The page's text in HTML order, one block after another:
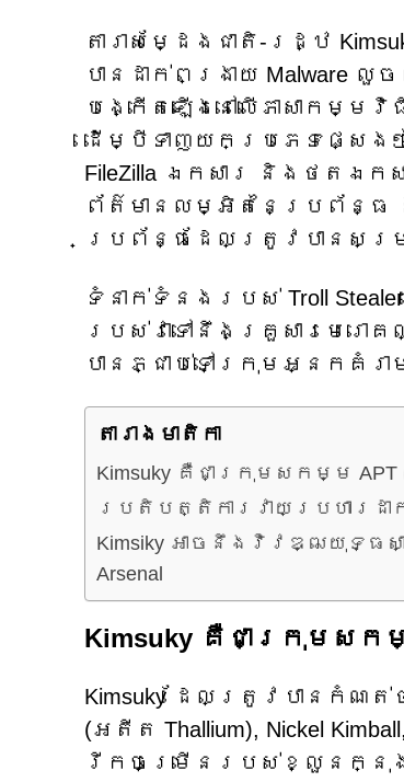
តារាសម្ដែងជាតិ-រដ្ឋ
បានដាក់ពង្រាយ Malware
បង្កើតឡើងនៅលើភាសាកម្ម
ដើម្បីទាញយកប្រភេទផ្សេង
FileZilla ឯកសារ និងថតឯ
ព័ត៌មានលម្អិតនៃប្រព័ន្ធ
ប្រព័ន្ធដែលត្រូវបានស
ទំនាក់ទំនងរបស់ Troll
របស់វាទៅនឹងគ្រួសារមេរោគល្
បានភ្ជាប់ទៅក្រុមអ្នកគំរា
តារាង​មាតិកា
Kimsuky គឺជាក្រុមសកម្ម APT
ប្រតិបត្តិការវាយប្រហារដាក់ព
Kimsiky អាចនឹងវិវឌ្ឍយុទ្ធ
Arsenal
Kimsuky គឺជាក្រុមសកម្ម
Kimsuky ដែលត្រូវបានកំណត់ថាជា
(អតីត Thallium), Nickel
រីកចម្រើនរបស់ខ្លួនក្នុ